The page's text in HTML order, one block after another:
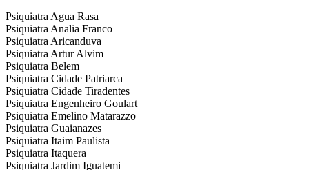
Psiquiatra Agua Rasa
Psiquiatra Analia Franco
Psiquiatra Aricanduva
Psiquiatra Artur Alvim
Psiquiatra Belem
Psiquiatra Cidade Patriarca
Psiquiatra Cidade Tiradentes
Psiquiatra Engenheiro Goulart
Psiquiatra Emelino Matarazzo
Psiquiatra Guaianazes
Psiquiatra Itaim Paulista
Psiquiatra Itaquera
Psiquiatra Jardim Iguatemi